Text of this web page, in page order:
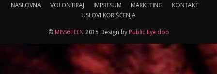
NASLOVNA VOLONTIRAJ IMPRESUM MARKETING
KONTAKT
USLOVI KORIŠĆENJA
© MISS6TEEN 2015 Design by Public Eye doo